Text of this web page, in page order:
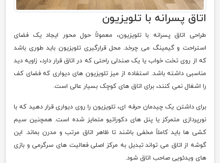
اتاق پسرانه با تلویزیون
طراحی اتاق پسرانه با تلویزیون، معمولاً حول محور ایجاد یک فضای
استراحت و گیمینگ می چرخد. محل قرارگیری تلویزیون باید طوری باشد
که از روی تخت خواب یا یک صندلی راحتی که در اتاق قرار دارد، زاویه دید
مناسبی داشته باشد. استفاده از میز تلویزیون های دیواری که فضای کف
را اشغال نمی کنند، برای اتاق های کوچک بسیار عالی است.
برای داشتن یک چیدمان حرفه ای، تلویزیون را روی دیواری قرار دهید که با
نورپردازی متمرکز یا پنل های دکوراتیو متمایز شده است. همچنین سیم
کشی ها باید کاملاً مخفی باشند تا ظاهر اتاق مرتب و مدرن بماند. این
گوشه از اتاق می تواند تبدیل به مرکز اصلی فعالیت های سرگرمی و بازی
های ویدئویی صاحب اتاق شود.